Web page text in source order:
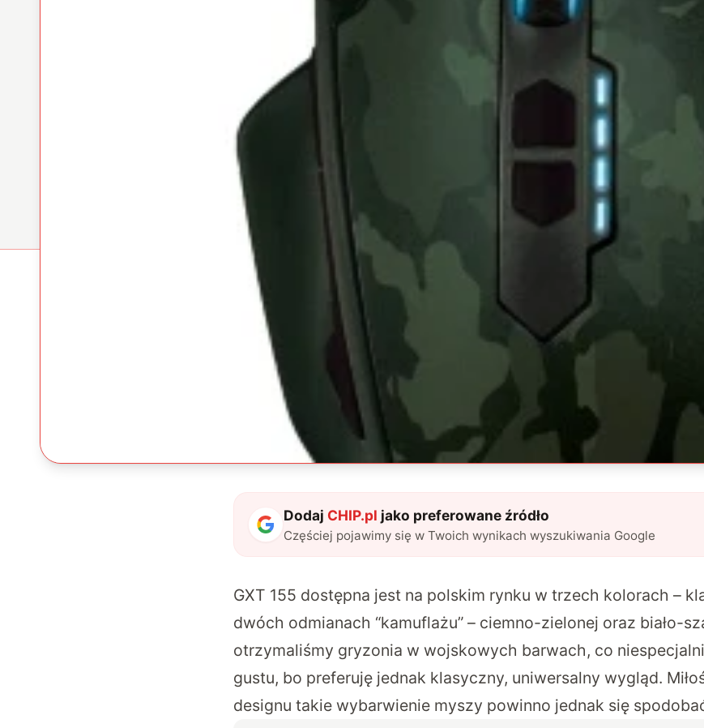
Dodaj CHIP.pl jako preferowane źródło
Częściej pojawimy się w Twoich wynikach wyszukiwania Google
GXT 155 dostępna jest na polskim rynku w trzech kolorach –
dwóch odmianach “kamuflażu” – ciemno-zielonej oraz biało-
otrzymaliśmy gryzonia w wojskowych barwach, co
gustu, bo preferuję jednak klasyczny, uniwersalny wygląd.
designu takie wybarwienie myszy powinno jednak się